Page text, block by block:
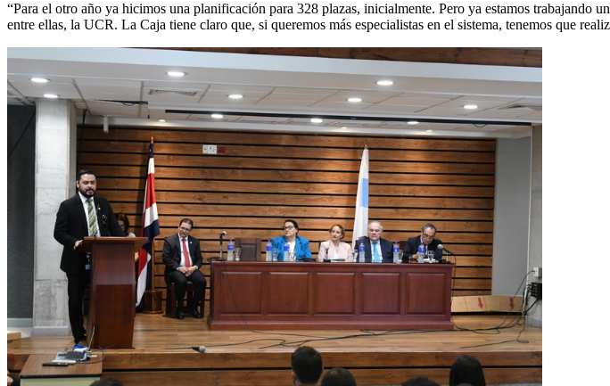
“Para el otro año ya hicimos una planificación para 328 plazas, inicialmente. Pero ya estamos trabajando
entre ellas, la UCR. La Caja tiene claro que, si queremos más especialistas en el sistema, tenemos que